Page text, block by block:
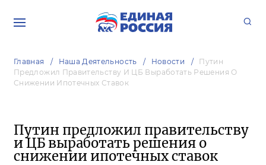
Главная Наша Деятельность Новости
Путин
Предложил Правительству И ЦБ Выработать Решения О
Снижении Ипотечных Ставок
Путин предложил правительству
и ЦБ выработать решения о
снижении ипотечных ставок